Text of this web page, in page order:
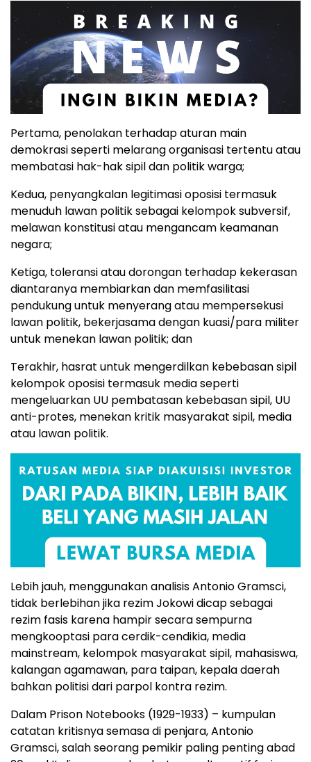
Pertama, penolakan terhadap aturan main
demokrasi seperti melarang organisasi tertentu atau
membatasi hak-hak sipil dan politik warga;
Kedua, penyangkalan legitimasi oposisi termasuk
menuduh lawan politik sebagai kelompok subversif,
melawan konstitusi atau mengancam keamanan
negara;
Ketiga, toleransi atau dorongan terhadap kekerasan
diantaranya membiarkan dan memfasilitasi
pendukung untuk menyerang atau mempersekusi
lawan politik, bekerjasama dengan kuasi/para militer
untuk menekan lawan politik; dan
Terakhir, hasrat untuk mengerdilkan kebebasan sipil
kelompok oposisi termasuk media seperti
mengeluarkan UU pembatasan kebebasan sipil, UU
anti-protes, menekan kritik masyarakat sipil, media
atau lawan politik.
Lebih jauh, menggunakan analisis Antonio Gramsci,
tidak berlebihan jika rezim Jokowi dicap sebagai
rezim fasis karena hampir secara sempurna
mengkooptasi para cerdik-cendikia, media
mainstream, kelompok masyarakat sipil, mahasiswa,
kalangan agamawan, para taipan, kepala daerah
bahkan politisi dari parpol kontra rezim.
Dalam Prison Notebooks (1929-1933) – kumpulan
catatan kritisnya semasa di penjara, Antonio
Gramsci, salah seorang pemikir paling penting abad